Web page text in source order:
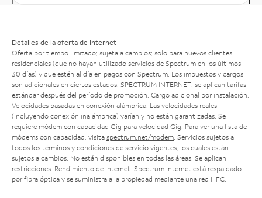
Detalles de la oferta de Internet
Oferta por tiempo limitado; sujeta a cambios; solo para nuevos clientes
residenciales (que no hayan utilizado servicios de Spectrum en los últimos
30 días) y que estén al día en pagos con Spectrum. Los impuestos y cargos
son adicionales en ciertos estados. SPECTRUM INTERNET: se aplican tarifas
estándar después del período de promoción. Cargo adicional por instalación.
Velocidades basadas en conexión alámbrica. Las velocidades reales
(incluyendo conexión inalámbrica) varían y no están garantizadas. Se
requiere módem con capacidad Gig para velocidad Gig. Para ver una lista de
módems con capacidad, visita spectrum.net/modem . Servicios sujetos a
todos los términos y condiciones de servicio vigentes, los cuales están
sujetos a cambios. No están disponibles en todas las áreas. Se aplican
restricciones. Rendimiento de Internet: Spectrum Internet está respaldado
por fibra óptica y se suministra a la propiedad mediante una red HFC.